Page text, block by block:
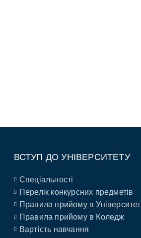
ВСТУП ДО УНІВЕРСИТЕТУ
Спеціальності
Перелік конкурсних предметів
Правила прийому в Університет
Правила прийому в Коледж
Вартість навчання